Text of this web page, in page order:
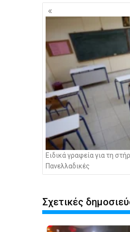
Πλοήγηση
άρθρων
Ειδικά γραφεία για τη
Πανελλαδικές
Σχετικές